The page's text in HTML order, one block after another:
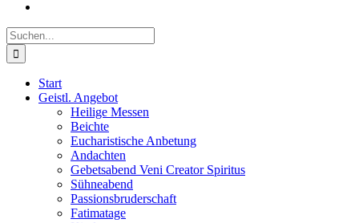
Suche
nach:
Start
Geistl. Angebot
Heilige Messen
Beichte
Eucharistische Anbetung
Andachten
Gebetsabend Veni Creator Spiritus
Sühneabend
Passionsbruderschaft
Fatimatage